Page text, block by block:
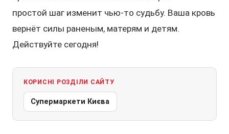
простой шаг изменит чью-то судьбу. Ваша кровь
вернёт силы раненым, матерям и детям.
Действуйте сегодня!
КОРИСНІ РОЗДІЛИ САЙТУ
Супермаркети Києва